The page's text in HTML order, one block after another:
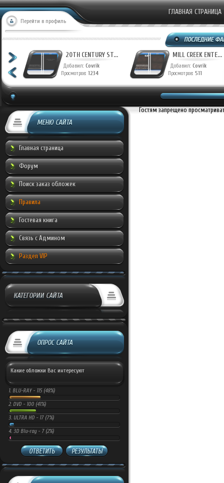
Перейти в профиль
ГЛАВНАЯ СТРАНИЦА
20TH CENTURY ST...
Добавил: Covrik
Просмотров: 1234
MILL CREEK ENTE...
Добавил: Covrik
Просмотров: 511
МЕНЮ САЙТА
Главная страница
Форум
Поиск заказ обложек
Правила
Гостевая книга
Связь с Админом
Раздел VIP
КАТЕГОРИИ САЙТА
ОПРОС САЙТА
Какие обложки Вас интересуют
1. BLU-RAY - 115 (48%)
2. DVD - 100 (41%)
3. ULTRA HD - 17 (7%)
4. 3D Blu-ray - 7 (2%)
ОТВЕТИТЬ РЕЗУЛЬТАТЫ
Гостям запрещено